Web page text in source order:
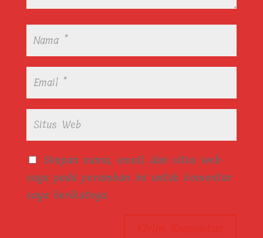
Simpan nama, email, dan situs web
saya pada peramban ini untuk komentar
saya berikutnya.